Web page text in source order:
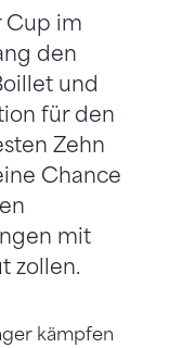
Cup im
den
und
für den
Zehn
Chance
mit
zollen.
kämpfen